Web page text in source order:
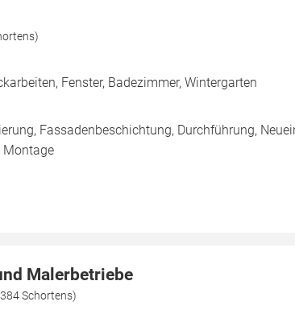
Fenster, Badezimmer, Wintergarten
Fassadenbeschichtung, Durchführung,
Montage
Malerbetriebe
Schortens)